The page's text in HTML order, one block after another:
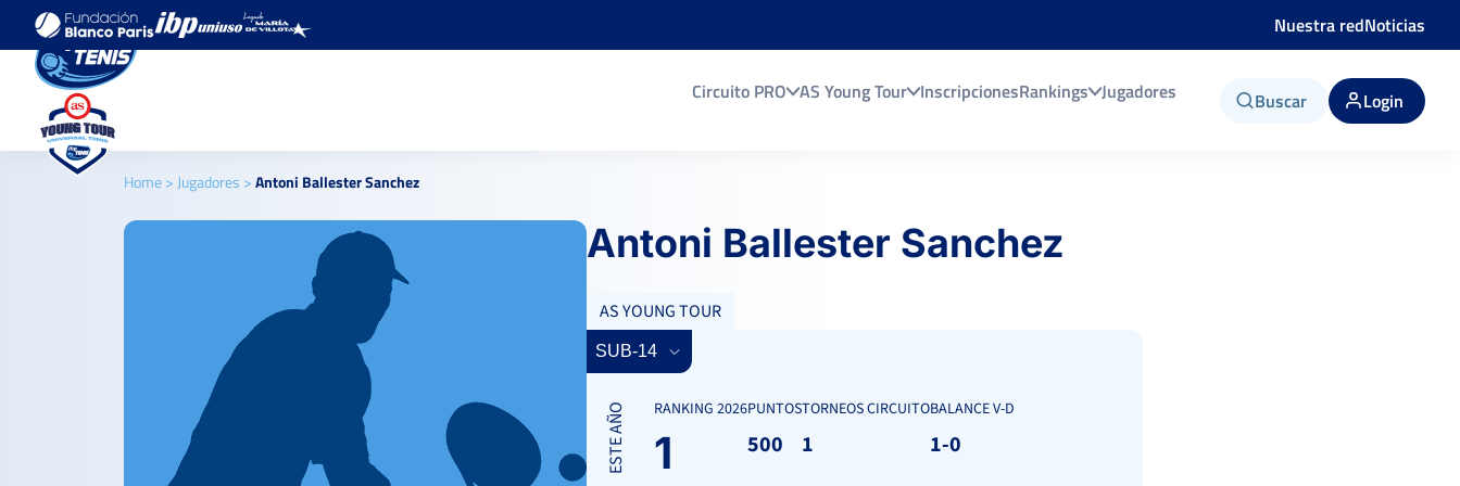
Nuestra redNoticias
Circuito PRO AS Young Tour InscripcionesRankings Jugadores Buscar Login
Home> Jugadores >Antoni Ballester Sanchez
Antoni Ballester Sanchez
AS YOUNG TOUR
ESTE AÑO RANKING 2026
1
PUNTOS
500
TORNEOS CIRCUITO
1
BALANCE V-D
1-0